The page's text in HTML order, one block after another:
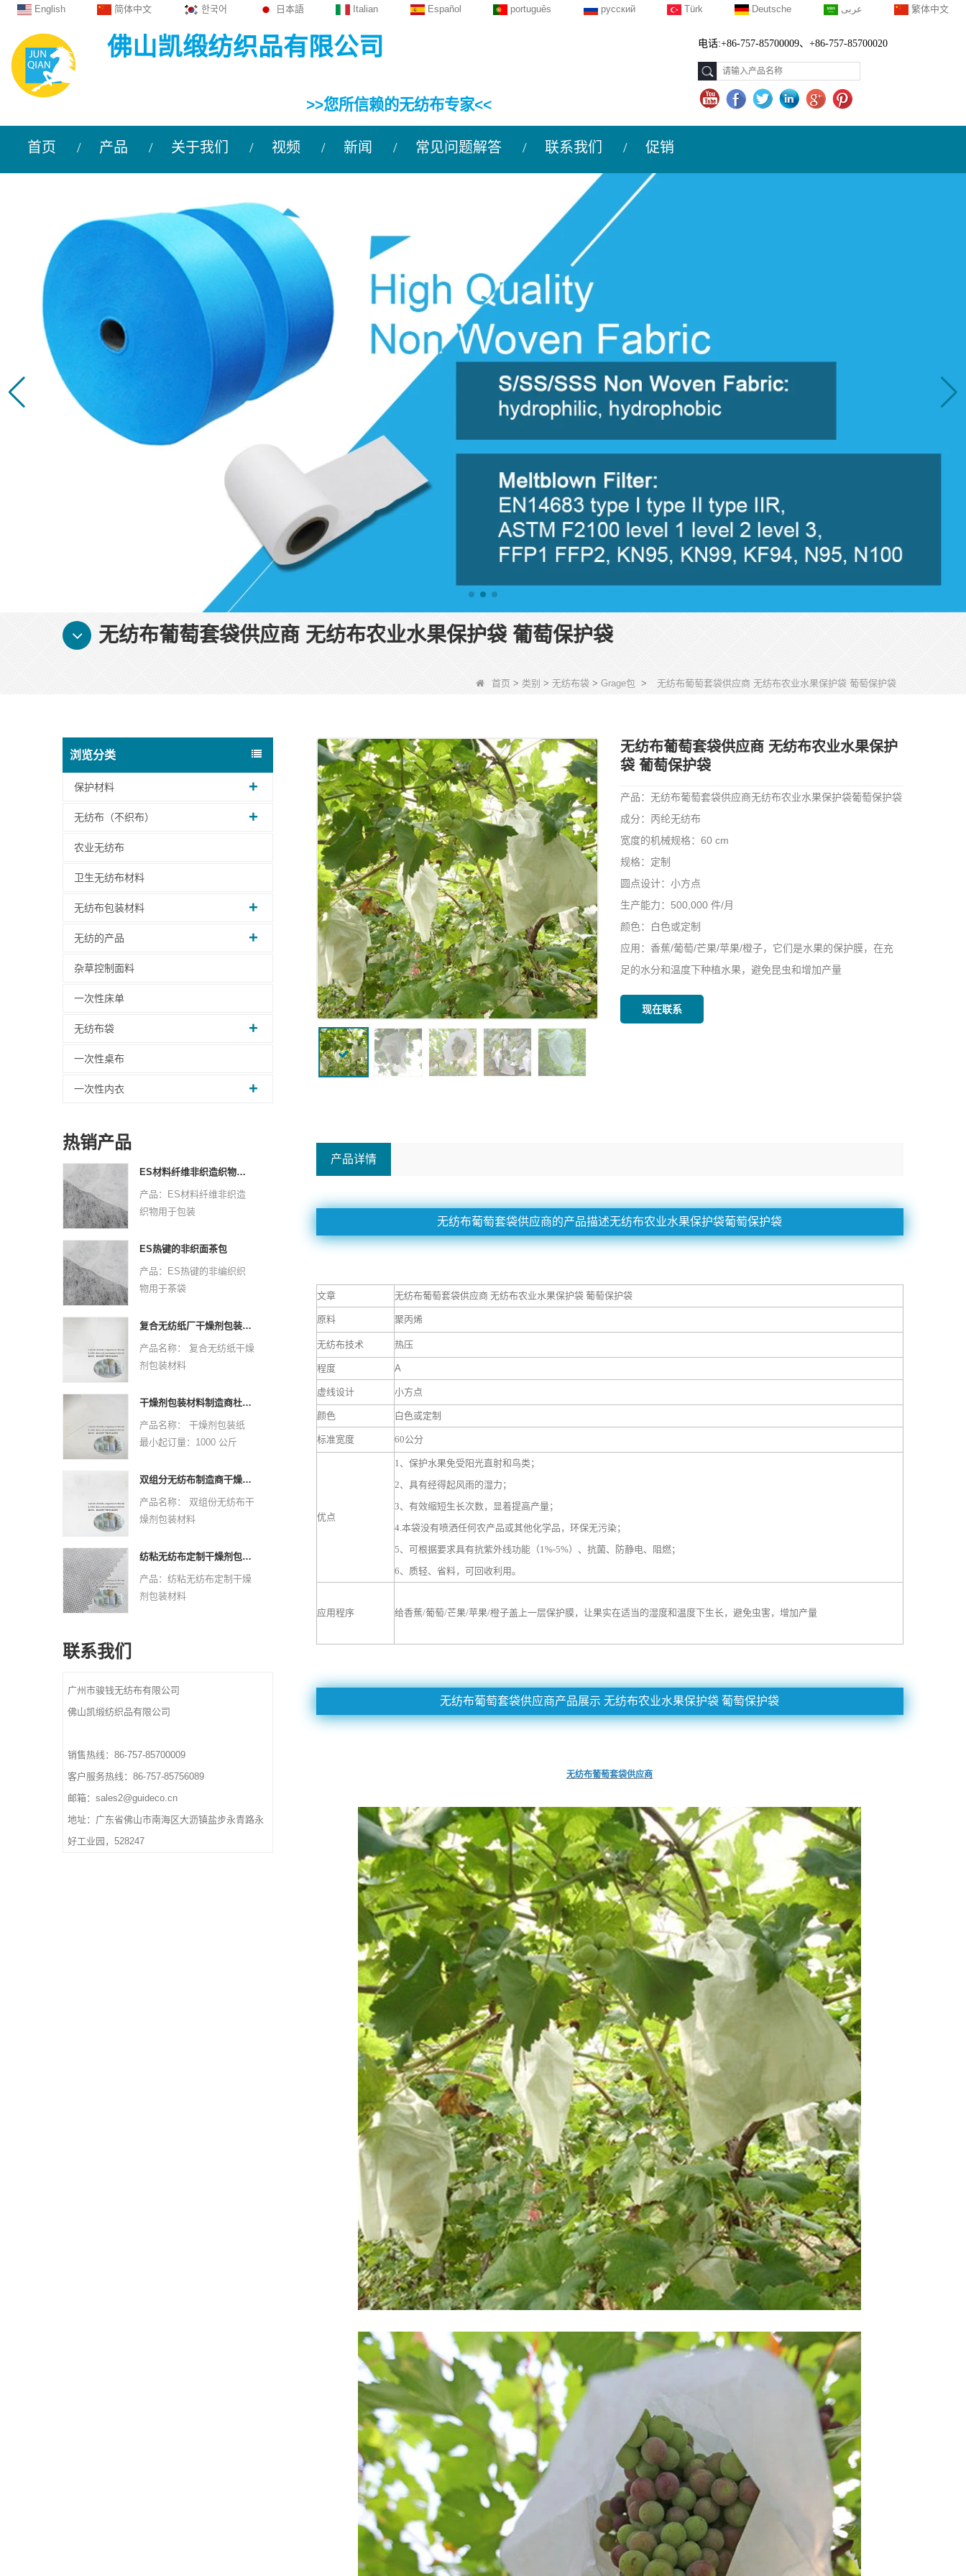
English 简体中文 한국어 日本語 Italian Español português русский Türk Deutsche عربى 繁体中文
佛山凯缎纺织品有限公司
>>您所信赖的无纺布专家<<
电话:+86-757-85700009、+86-757-85700020
首页 产品 关于我们 视频 新闻 常见问题解答 联系我们 促销
无纺布葡萄套袋供应商 无纺布农业水果保护袋 葡萄保护袋
首页 > 类别 > 无纺布袋 > Grage包 > 无纺布葡萄套袋供应商 无纺布农业水果保护袋 葡萄保护袋
浏览分类
保护材料
无纺布（不织布）
农业无纺布
卫生无纺布材料
无纺布包装材料
无纺的产品
杂草控制面料
一次性床单
无纺布袋
一次性桌布
一次性内衣
热销产品
ES材料纤维非织造织物用于包装
产品：ES材料纤维非织造
织物用于包装
非织造技术：热键
样本：可以免费提供，货运
要收集
应用程序：
罩，尿布，床单，窗帘，枕
头套，卫生等
包装（25-30GSM）：茶
ES热键的非织面茶包
产品：ES热键的非编织织
物用于茶袋
非织造技术：热键
样本：可以免费提供，货运
要收集
应用程序：
罩，尿布，床单，窗帘，枕
头套，卫生等
包装（25-30GSM）：茶
复合无纺纸厂干燥剂包装材料
产品名称： 复合无纺纸干燥
剂包装材料
材质：复合无纺纸
Pantone颜色按客户要求
重量：根据尺寸和材料、厚
度
和订单后 10-15 天
干燥剂包装材料制造商杜邦材料干燥剂包装纸
产品名称： 干燥剂包装纸
最小起订量：1000 公斤
规格：定制尺寸。
重量：根据尺寸和材料、厚
度
交货时间：确认最终艺术品
双组分无纺布制造商干燥剂包装材料
产品名称： 双组份无纺布干
燥剂包装材料
材质：双组分无纺布
交货时间：确认最终艺术品
和订单后 10-15 天
纺粘无纺布定制干燥剂包装材料
产品：纺粘无纺布定制干燥
剂包装材料
Pantone颜色按客户要求
度
联系我们
广州市骏钱无纺布有限公司
佛山凯缎纺织品有限公司
销售热线：86-757-85700009
客户服务热线：86-757-85756089
邮箱：sales2@guideco.cn
地址：广东省佛山市南海区大沥镇盐步永青路永
好工业园，528247
无纺布葡萄套袋供应商 无纺布农业水果保护
袋 葡萄保护袋
产品：无纺布葡萄套袋供应商无纺布农业水果保护袋葡萄保护袋
成分：丙纶无纺布
宽度的机械规格：60 cm
规格：定制
圆点设计：小方点
生产能力：500,000 件/月
颜色：白色或定制
应用：香蕉/葡萄/芒果/苹果/橙子，它们是水果的保护膜，在充
足的水分和温度下种植水果，避免昆虫和增加产量
现在联系
产品详情
无纺布葡萄套袋供应商的产品描述无纺布农业水果保护袋葡萄保护袋
文章 无纺布葡萄套袋供应商 无纺布农业水果保护袋 葡萄保护袋
原料 聚丙烯
无纺布技术 热压
程度 A
虚线设计 小方点
颜色 白色或定制
标准宽度 60公分
优点
1、保护水果免受阳光直射和鸟类；
2、具有经得起风雨的湿力；
3、有效缩短生长次数，显着提高产量；
4.本袋没有喷洒任何农产品或其他化学品，环保无污染；
5、可根据要求具有抗紫外线功能（1%-5%）、抗菌、防静电、阻燃；
6、质轻、省料，可回收利用。
应用程序 给香蕉/葡萄/芒果/苹果/橙子盖上一层保护膜，让果实在适当的湿度和温度下生长，避免虫害，增加产量
无纺布葡萄套袋供应商产品展示 无纺布农业水果保护袋 葡萄保护袋
无纺布葡萄套袋供应商